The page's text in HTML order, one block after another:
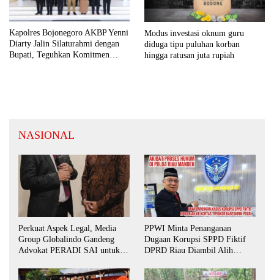
Kapolres Bojonegoro AKBP Yenni
Diarty Jalin Silaturahmi dengan
Bupati, Teguhkan Komitmen
Modus investasi oknum guru
diduga tipu puluhan korban
hingga ratusan juta rupiah
NASIONAL
Perkuat Aspek Legal, Media
Group Globalindo Gandeng
Advokat PERADI SAI untuk
PPWI Minta Penanganan
Dugaan Korupsi SPPD Fiktif
DPRD Riau Diambil Alih